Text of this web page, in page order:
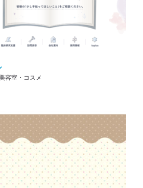
容室・コスメ